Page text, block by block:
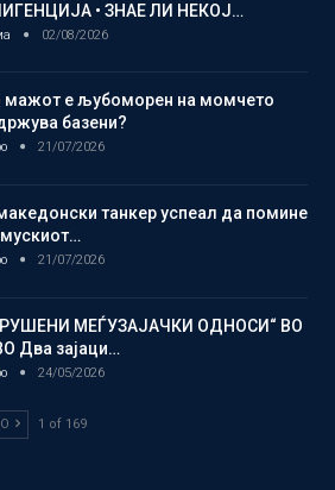
• ЗНАЕ ЛИ НЕКОЈ…
02/08/2026
мажот е љубоморен на момчето
базени?
21/07/2026
танкер успеал да помине
21/07/2026
МЕЃУЗАЈАЧКИ ОДНОСИ“ ВО
Два зајаци…
24/05/2026
1 of 169